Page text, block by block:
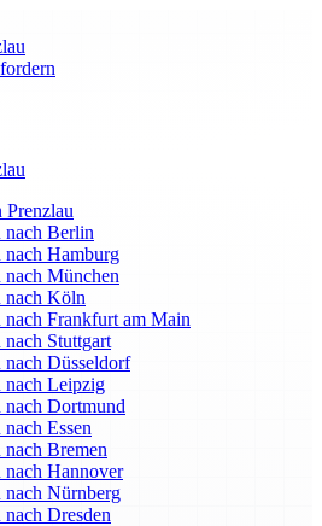
Prenzlau
nach Berlin
Hamburg
München
nach Köln
Frankfurt am Main
Stuttgart
Düsseldorf
nach Leipzig
Dortmund
Essen
Bremen
Hannover
Nürnberg
Dresden